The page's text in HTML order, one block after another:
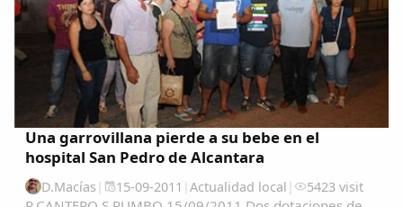
Una garrovillana pierde a su bebe en el
hospital San Pedro de Alcantara
D.Macías | 15-09-2011 | Actualidad local | 5423 visit